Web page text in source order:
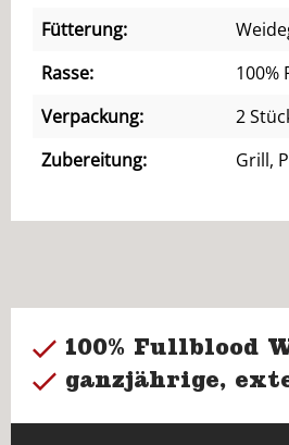
Fütterung:
Rasse:
100%
Verpackung:
2
Zubereitung:
Grill,
100% Fullblood
ganzjährige,